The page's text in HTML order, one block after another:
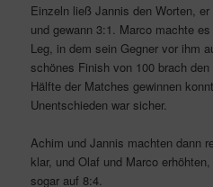
Einzeln ließ Jannis den Worten,
und gewann 3:1. Marco machte
Leg, in dem sein Gegner vor ihm
schönes Finish von 100 brach
Hälfte der Matches gewinnen
Unentschieden war sicher.
Achim und Jannis machten dann
klar, und Olaf und Marco
sogar auf 8:4.